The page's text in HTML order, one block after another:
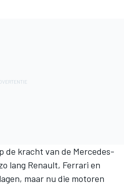
de kracht van de Mercedes-
lang Renault, Ferrari en
maar nu die motoren